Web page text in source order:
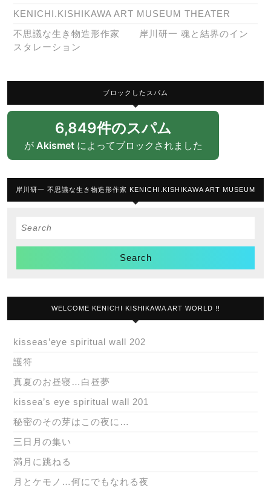
KENICHI.KISHIKAWA ART MUSEUM THEATER
不思議な生き物造形作家 岸川研一 魂と結界のイン
スタレーション
ブロックしたスパム
6,849件のスパム
が Akismetによってブロックされました
岸川研一 不思議な生き物造形作家 KENICHI.KISHIKAWA ART MUSEUM
Search
WELCOME KENICHI KISHIKAWA ART WORLD !!
kisseas’eye spiritual wall 202
護符
真夏のお昼寝…白昼夢
kissea’s eye spiritual wall 201
秘密のその芽はこの夜に…
三日月の集い
満月に跳ねる
月とケモノ…何にでもなれる夜